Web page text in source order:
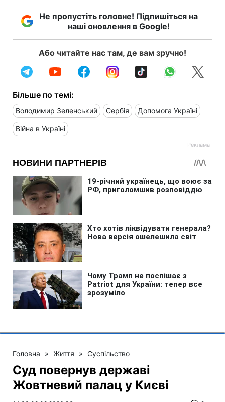
Не пропустіть головне! Підпишіться на
наші оновлення в Google!
Або читайте нас там, де вам зручно!
Більше по темі:
Володимир Зеленський Сербія Допомога Україні
Війна в Україні
Головна » Життя » Суспільство
Суд повернув державі
Жовтневий палац у Києві